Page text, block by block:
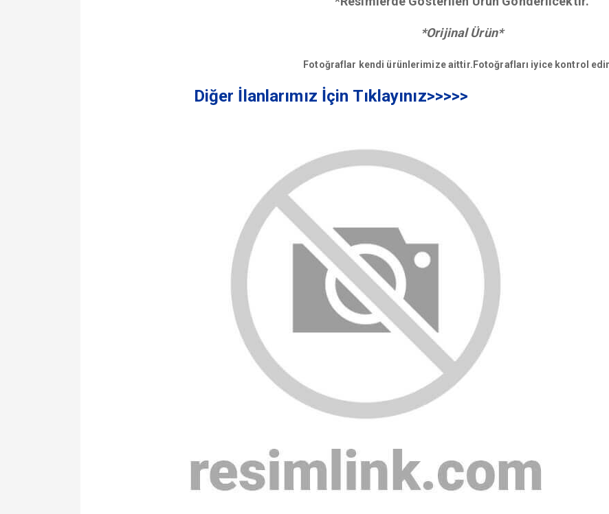
*Orijinal Ürün*
Fotoğraflar kendi ürünlerimize aittir.Fotoğrafları iyice kontrol
Diğer İlanlarımız İçin Tıklayınız>>>>>